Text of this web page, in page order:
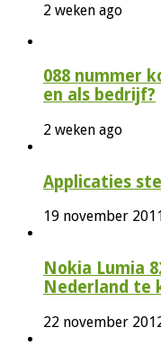
2 weken ago
088 nummer
en als bedrijf?
2 weken ago
Applicaties
19 november 2011
Nokia Lumia
Nederland te
22 november